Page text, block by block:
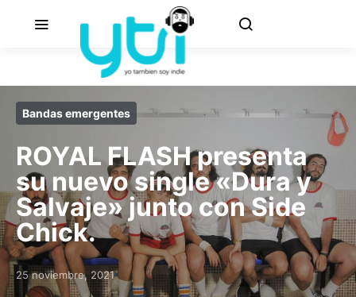
Bandas emergentes
ROYAL FLASH presenta
su nuevo single «Dura y
Salvaje» junto con Side
Chick.
Posted on
25 noviembre, 2021